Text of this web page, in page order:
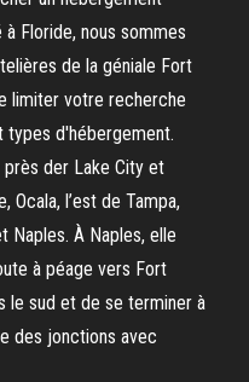
Floride, nous sommes
de la géniale Fort
limiter votre recherche
types d'hébergement.
près der Lake City et
Ocala, l’est de Tampa,
Naples. À Naples, elle
à péage vers Fort
le sud et de se terminer à
des jonctions avec